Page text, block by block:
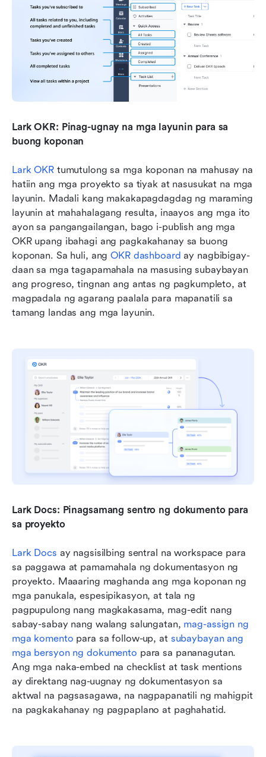
Lark OKR: Pinag-ugnay na mga layunin para sa
buong koponan
Lark OKR tumutulong sa mga koponan na mahusay na
hatiin ang mga proyekto sa tiyak at nasusukat na mga
layunin. Madali kang makakapagdagdag ng maraming
layunin at mahahalagang resulta, inaayos ang mga ito
ayon sa pangangailangan, bago i-publish ang mga
OKR upang ibahagi ang pagkakahanay sa buong
koponan. Sa huli, ang OKR dashboard ay nagbibigay-
daan sa mga tagapamahala na masusing subaybayan
ang progreso, tingnan ang antas ng pagkumpleto, at
magpadala ng agarang paalala para mapanatili sa
tamang landas ang mga layunin.
Lark Docs: Pinagsamang sentro ng dokumento para
sa proyekto
Lark Docs ay nagsisilbing sentral na workspace para
sa paggawa at pamamahala ng dokumentasyon ng
proyekto. Maaaring maghanda ang mga koponan ng
mga panukala, espesipikasyon, at tala ng
pagpupulong nang magkakasama, mag-edit nang
sabay-sabay nang walang salungatan, mag-assign ng
mga komento para sa follow-up, at subaybayan ang
mga bersyon ng dokumento para sa pananagutan.
Ang mga naka-embed na checklist at task mentions
ay direktang nag-uugnay ng dokumentasyon sa
aktwal na pagsasagawa, na nagpapanatili ng mahigpit
na pagkakahanay ng pagpaplano at paghahatid.